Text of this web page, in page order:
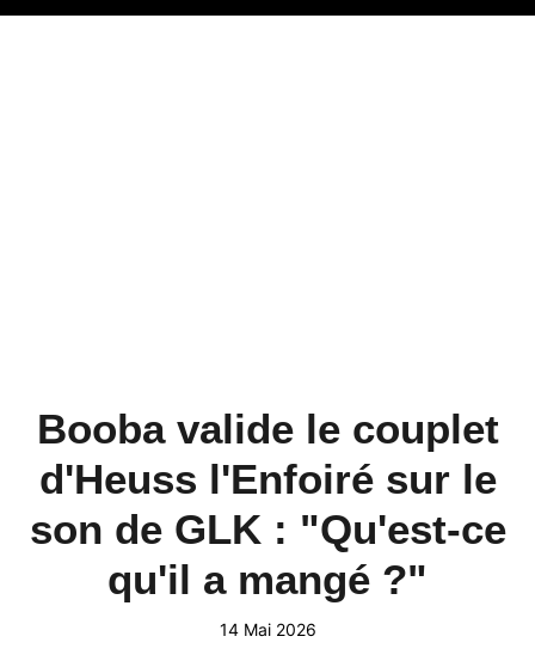
Booba valide le couplet
d'Heuss l'Enfoiré sur le
son de GLK : "Qu'est-ce
qu'il a mangé ?"
14 Mai 2026